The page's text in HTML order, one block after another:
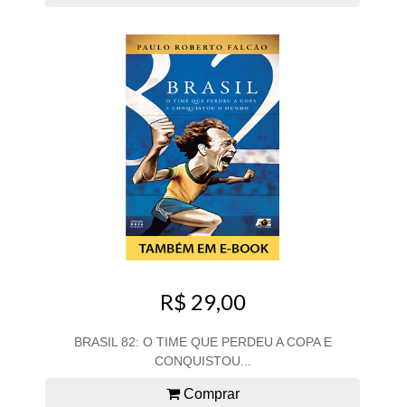
R$ 29,00
BRASIL 82: O TIME QUE PERDEU A COPA E
CONQUISTOU...
Comprar